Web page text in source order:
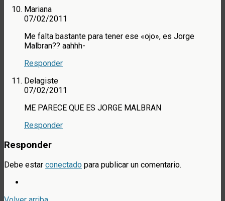
Mariana
07/02/2011
Me falta bastante para tener ese «ojo», es Jorge
Malbran?? aahhh-
Responder
Delagiste
07/02/2011
ME PARECE QUE ES JORGE MALBRAN
Responder
Responder
Debe estar conectado para publicar un comentario.